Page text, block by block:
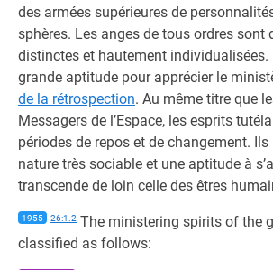
des armées supérieures de
sphères. Les anges de tous ordres sont
distinctes et hautement individualisées.
grande aptitude pour apprécier le
de la rétrospection. Au même titre que
Messagers de l’Espace, les esprits
périodes de repos et de changement.
nature très sociable et une aptitude à
transcende de loin celle des êtres
1955 26:1.2 The ministering spirits of the
classified as follows: